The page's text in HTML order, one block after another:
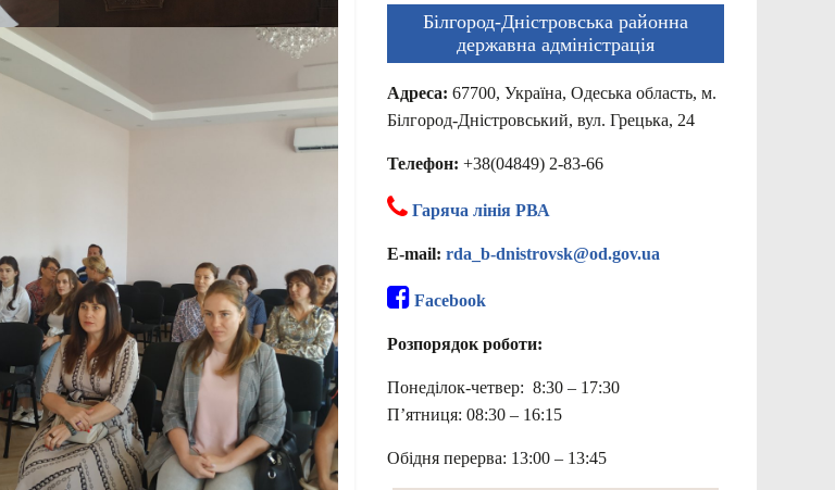
Білгород-Дністровська районна
державна адміністрація
Адреса: 67700, Україна, Одеська область, м.
Білгород-Дністровський, вул. Грецька, 24
Телефон: +38(04849) 2-83-66
Гаряча лінія РВА
E-mail: rda_b-dnistrovsk@od.gov.ua
Facebook
Розпорядок роботи:
Понеділок-четвер: 8:30 – 17:30
П’ятниця: 08:30 – 16:15
Обідня перерва: 13:00 – 13:45